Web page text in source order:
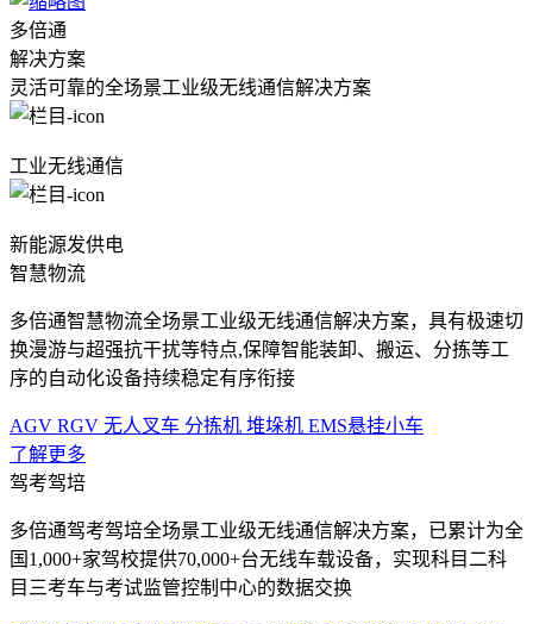
多倍通
解决方案
灵活可靠的全场景工业级无线通信解决方案
工业无线通信
新能源发供电
智慧物流
多倍通智慧物流全场景工业级无线通信解决方案，具有极速切
换漫游与超强抗干扰等特点,保障智能装卸、搬运、分拣等工
序的自动化设备持续稳定有序衔接
AGV RGV 无人叉车 分拣机 堆垛机 EMS悬挂小车
了解更多
驾考驾培
多倍通驾考驾培全场景工业级无线通信解决方案，已累计为全
国1,000+家驾校提供70,000+台无线车载设备，实现科目二科
目三考车与考试监管控制中心的数据交换